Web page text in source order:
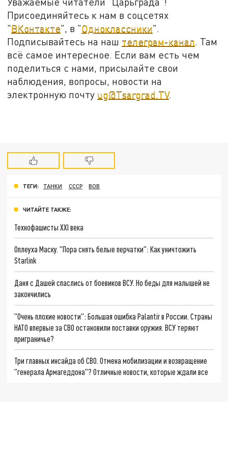
Присоединяйтесь к нам в соцсетях
"ВКонтакте", в "Одноклассники".
Подписывайтесь на наш телеграм-канал . Там
всё самое интересное. Если вам есть чем
поделиться с нами, присылайте свои
наблюдения, вопросы, новости на
электронную почту ug@Tsargrad.TV.
ТЕГИ: ТАНКИ СССР ВОВ
ЧИТАЙТЕ ТАКЖЕ:
Технофашисты XXI века
Оплеуха Маску. "Пора снять белые перчатки": Как уничтожить
Starlink
Даня с Дашей спаслись от боевиков ВСУ. Но беды для малышей не
закончились
"Очень плохие новости": Большая ошибка Palantir в России. Страны
НАТО впервые за СВО остановили поставки оружия. ВСУ теряют
приграничье?
Три главных инсайда об СВО. Отмена мобилизации и возвращение
"генерала Армагеддона"? Отличные новости, которые ждали все